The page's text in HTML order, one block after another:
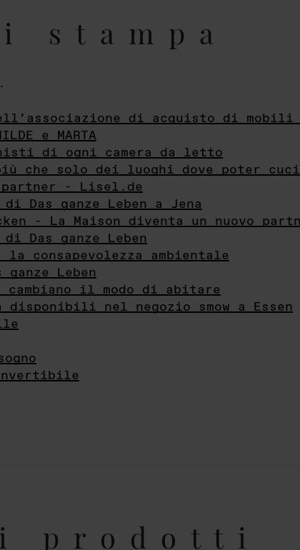
stampa
di acquisto di mobili
e MARTA
di ogni camera da letto
più che solo dei luoghi dove poter
partner - Lisel.de
Das ganze Leben a Jena
- La Maison diventa un nuovo
Das ganze Leben
consapevolezza ambientale
Leben
cambiano il modo di abitare
nel negozio smow a Essen
prodotti